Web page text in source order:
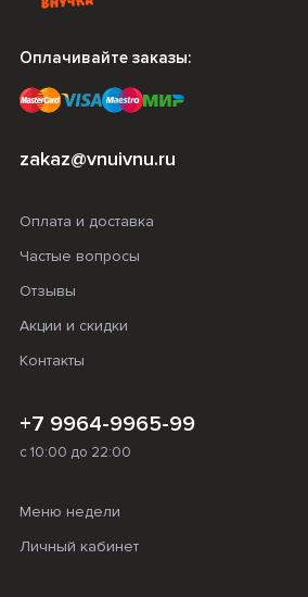
Оплачивайте заказы:
zakaz@vnuivnu.ru
Оплата и доставка
Частые вопросы
Отзывы
Акции и скидки
Контакты
+7 9964-9965-99
с 10:00 до 22:00
Меню недели
Личный кабинет